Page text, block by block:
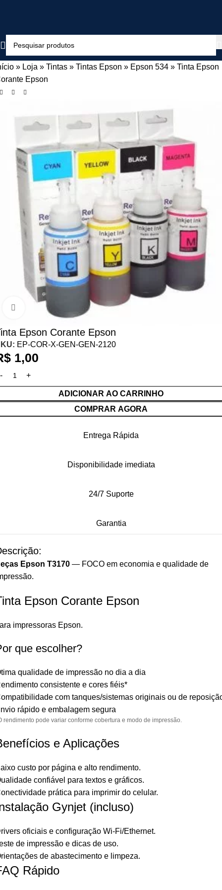
» Loja » Tintas » Tintas Epson » Epson 534 » Tinta Epson
Epson
Clique para ampliar
Epson Corante Epson
EP-COR-X-GEN-GEN-2120
1,00
ADICIONAR AO CARRINHO
COMPRAR AGORA
Entrega Rápida
Disponibilidade imediata
24/7 Suporte
Garantia
Epson T3170 — FOCO em economia e qualidade de
Epson Corante Epson
impressoras Epson.
que escolher?
qualidade de impressão no dia a dia
consistente e cores fiéis*
com tanques/sistemas originais ou de
rápido e embalagem segura
rendimento pode variar conforme cobertura e modo de impressão.
e Aplicações
custo por página e alto rendimento.
confiável para textos e gráficos.
prática para imprimir do celular.
Gynjet (incluso)
oficiais e configuração Wi-Fi/Ethernet.
de impressão e dicas de uso.
de abastecimento e limpeza.
Rápido